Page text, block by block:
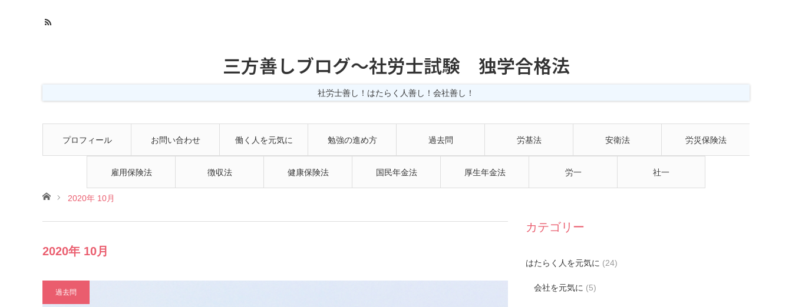
三方善しブログ〜社労士試験 独学合格法
社労士善し！はたらく人善し！会社善し！
プロフィール お問い合わせ 働く人を元気に 勉強の進め方 過去問 労基法 安衛法 労災保険法
雇用保険法 徴収法 健康保険法 国民年金法 厚生年金法 労一 社一
ホーム2020年 10月
2020年 10月
過去問
カテゴリー
はたらく人を元気に (24)
会社を元気に (5)